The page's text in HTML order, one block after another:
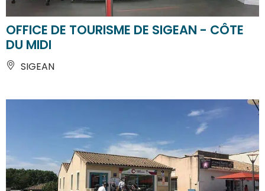
OFFICE DE TOURISME DE SIGEAN - CÔTE
DU MIDI
SIGEAN